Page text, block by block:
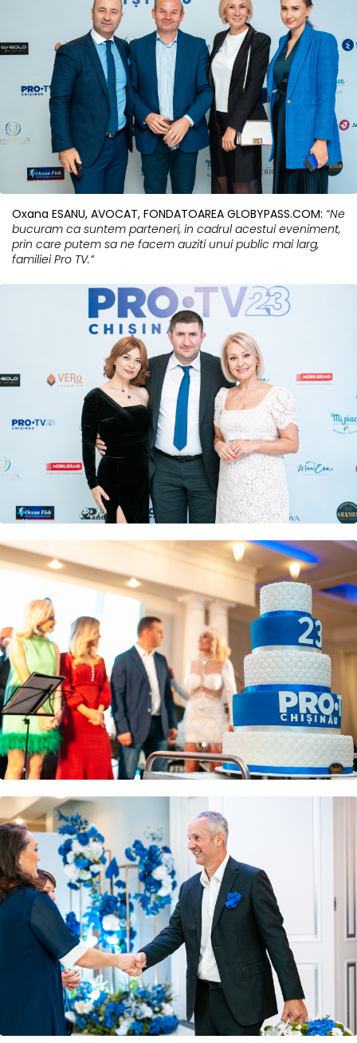
Oxana ESANU, AVOCAT, FONDATOAREA GLOBYPASS.COM: “Ne
bucuram ca suntem parteneri, in cadrul acestui eveniment,
prin care putem sa ne facem auziti unui public mai larg,
familiei Pro TV.”